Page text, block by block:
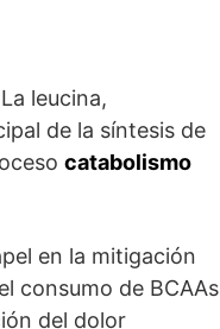
leucina,
de la síntesis de
catabolismo
en la mitigación
consumo de BCAAs
del dolor